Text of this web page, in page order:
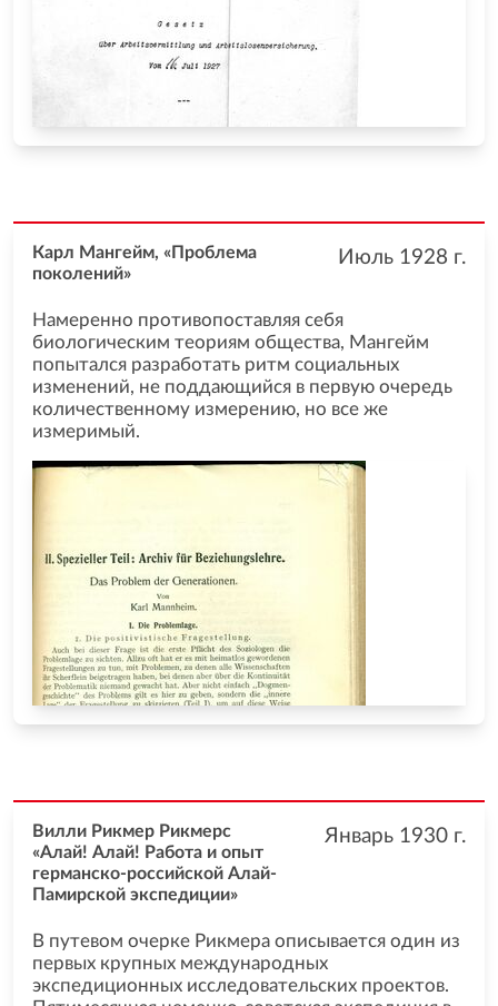
Июль 1928 г.
Карл Мангейм, «Проблема
поколений»
Намеренно противопоставляя себя
биологическим теориям общества, Мангейм
попытался разработать ритм социальных
изменений, не поддающийся в первую очередь
количественному измерению, но все же
измеримый.
Январь 1930 г.
Вилли Рикмер Рикмерс
«Алай! Алай! Работа и опыт
германско-российской Алай-
Памирской экспедиции»
В путевом очерке Рикмера описывается один из
первых крупных международных
экспедиционных исследовательских проектов.